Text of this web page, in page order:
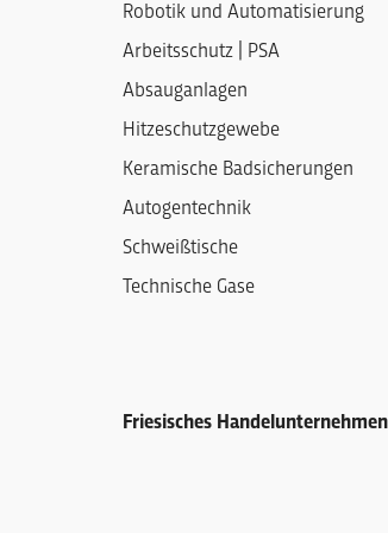
Robotik und Automatisierung
Arbeitsschutz | PSA
Absauganlagen
Hitzeschutzgewebe
Keramische Badsicherungen
Autogentechnik
Schweißtische
Technische Gase
Friesisches